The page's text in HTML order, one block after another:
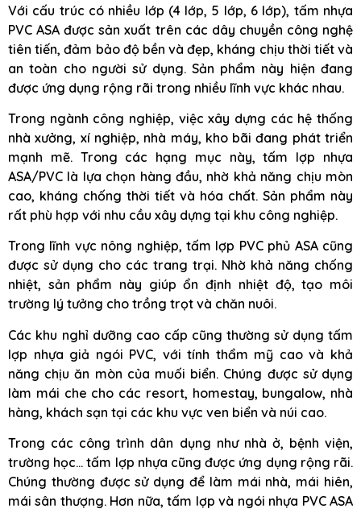
Với cấu trúc có nhiều lớp (4 lớp, 5 lớp, 6 lớp), tấm nhựa
PVC ASA được sản xuất trên các dây chuyền công nghệ
tiên tiến, đảm bảo độ bền và đẹp, kháng chịu thời tiết và
an toàn cho người sử dụng. Sản phẩm này hiện đang
được ứng dụng rộng rãi trong nhiều lĩnh vực khác nhau.
Trong ngành công nghiệp, việc xây dựng các hệ thống
nhà xưởng, xí nghiệp, nhà máy, kho bãi đang phát triển
mạnh mẽ. Trong các hạng mục này, tấm lợp nhựa
ASA/PVC là lựa chọn hàng đầu, nhờ khả năng chịu mòn
cao, kháng chống thời tiết và hóa chất. Sản phẩm này
rất phù hợp với nhu cầu xây dựng tại khu công nghiệp.
Trong lĩnh vực nông nghiệp, tấm lợp PVC phủ ASA cũng
được sử dụng cho các trang trại. Nhờ khả năng chống
nhiệt, sản phẩm này giúp ổn định nhiệt độ, tạo môi
trường lý tưởng cho trồng trọt và chăn nuôi.
Các khu nghỉ dưỡng cao cấp cũng thường sử dụng tấm
lợp nhựa giả ngói PVC, với tính thẩm mỹ cao và khả
năng chịu ăn mòn của muối biển. Chúng được sử dụng
làm mái che cho các resort, homestay, bungalow, nhà
hàng, khách sạn tại các khu vực ven biển và núi cao.
Trong các công trình dân dụng như nhà ở, bệnh viện,
trường học… tấm lợp nhựa cũng được ứng dụng rộng rãi.
Chúng thường được sử dụng để làm mái nhà, mái hiên,
mái sân thượng. Hơn nữa, tấm lợp và ngói nhựa PVC ASA